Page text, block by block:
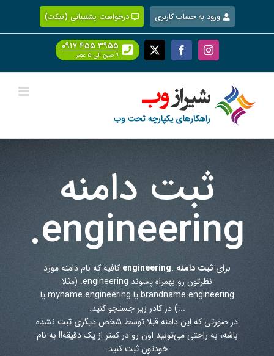
content
ورود به حساب کاربری درخواست پشتیبانی (تیکت)
Instagram
Facebook
X ۰۹۱۷ ۴۵۵ ۳۹۵۵
۹ صبح الی ۵ عصر
ثبت دامنه
.engineering
برای ثبت دامنه .engineering
کافیه که نام دامنه مورد
نظرتون رو بهمراه پسوند .engineering (مثلا
brandname.engineering یا myname.engineering یا
...) در کادر زیر جستجو کنید.
در صورتی که این دامنه قبلا توسط شخص دیگری ثبت نشده
باشه، به راحتی می‌تونید اون رو در کمتر از یک دقیقه!! به نام
خودتون ثبت کنید.